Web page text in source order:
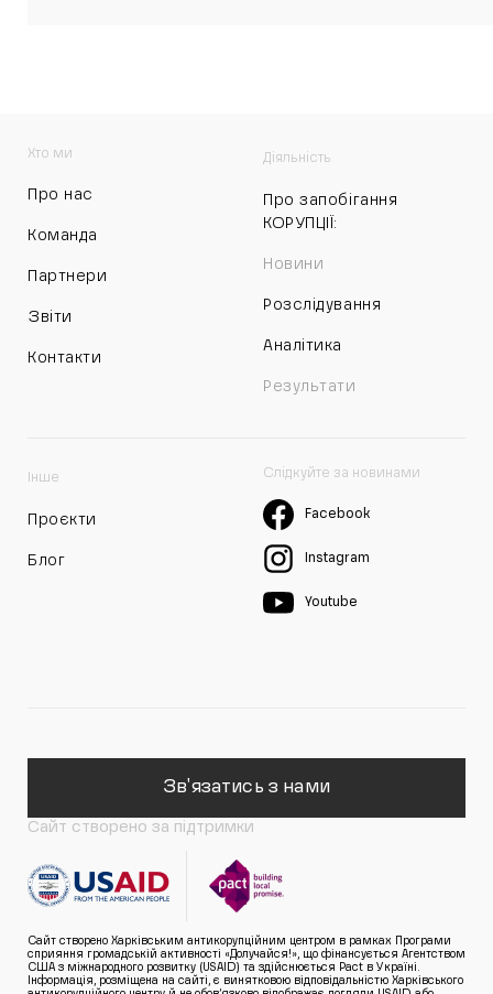
Хто ми
Про нас
Команда
Партнери
Звіти
Контакти
Діяльність
Про запобігання
КОРУПЦІЇ:
Новини
Розслідування
Аналітика
Результати
Інше
Проєкти
Блог
Слідкуйте за новинами
Facebook
Instagram
Youtube
Зв'язатись з нами
Сайт створено за підтримки
Сайт створено Харківським антикорупційним центром в рамках Програми
сприяння громадській активності «Долучайся!», що фінансується Агентством
США з міжнародного розвитку (USAID) та здійснюється Pact в Україні.
Інформація, розміщена на сайті, є винятковою відповідальністю Харківського